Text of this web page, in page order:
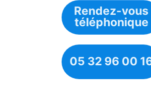
Rendez-vous
téléphonique
05 32 96 00